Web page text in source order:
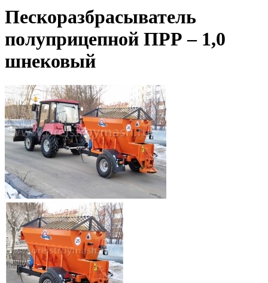
Пескоразбрасыватель
полуприцепной ПРР – 1,0
шнековый